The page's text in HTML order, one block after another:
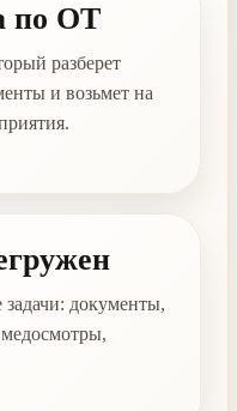
по ОТ
разберет
и возьмет на
документы,